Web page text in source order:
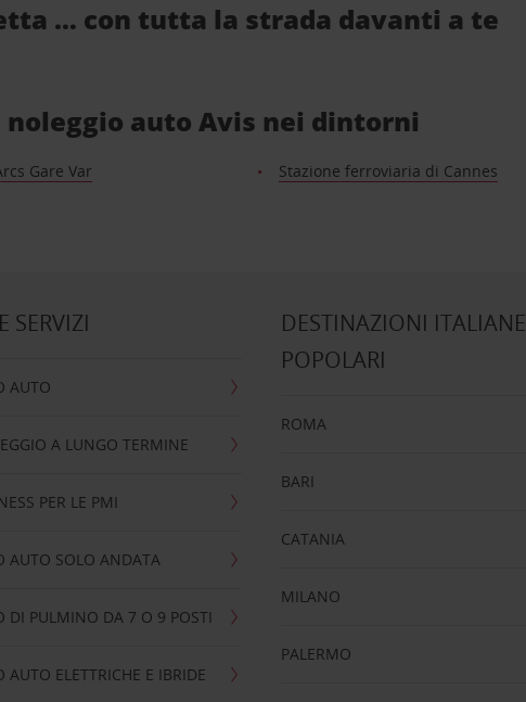
… con tutta la strada davanti a te
auto Avis nei dintorni
Gare Var Stazione ferroviaria di Cannes
SERVIZI
AUTO
A LUNGO TERMINE
PER LE PMI
AUTO SOLO ANDATA
DI PULMINO DA 7 O 9 POSTI
AUTO ELETTRICHE E IBRIDE
DESTINAZIONI ITALIANE
POPOLARI
ROMA
BARI
CATANIA
MILANO
PALERMO